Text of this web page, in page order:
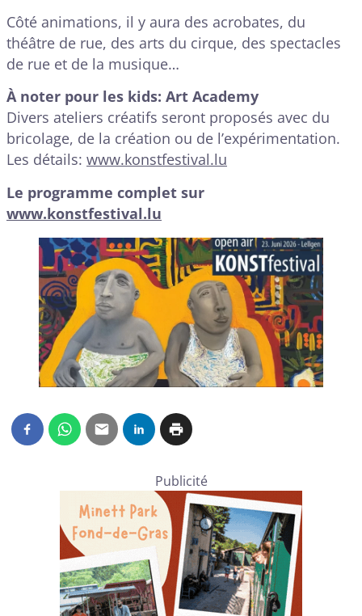
Côté animations, il y aura des acrobates, du
théâtre de rue, des arts du cirque, des spectacles
de rue et de la musique…
À noter pour les kids: Art Academy
Divers ateliers créatifs seront proposés avec du
bricolage, de la création ou de l’expérimentation.
Les détails: www.konstfestival.lu
Le programme complet sur
www.konstfestival.lu
Publicité